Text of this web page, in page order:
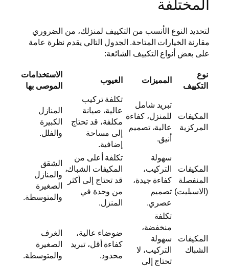
المختلفة
لتحديد النوع الأنسب من التكييف لمنزلك، من الضروري
مقارنة الخيارات المتاحة. الجدول التالي يقدم نظرة عامة
على بعض أنواع التكييف الشائعة:
نوع
التكييف
المميزات العيوب
الاستخدامات
الموصى بها
المكيفات
المركزية
تبريد شامل
للمنزل، كفاءة
عالية، تصميم
أنيق.
تكلفة تركيب
عالية، صيانة
مكلفة، قد تحتاج
إلى مساحة
إضافية.
المنازل
الكبيرة
والفلل.
المكيفات
المنفصلة
(الاسبليت)
سهولة
التركيب،
كفاءة جيدة،
تصميم
عصري.
تكلفة أعلى من
المكيفات الشباك،
قد تحتاج إلى أكثر
من وحدة في
المنزل.
الشقق
والمنازل
الصغيرة
والمتوسطة.
المكيفات
الشباك
تكلفة
منخفضة،
سهولة
التركيب، لا
تحتاج إلى
ضوضاء عالية،
كفاءة أقل، تبريد
محدود.
الغرف
الصغيرة
والمتوسطة.